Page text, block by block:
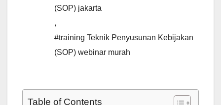
(SOP) jakarta
,
#training Teknik Penyusunan Kebijakan
(SOP) webinar murah
Table of Contents